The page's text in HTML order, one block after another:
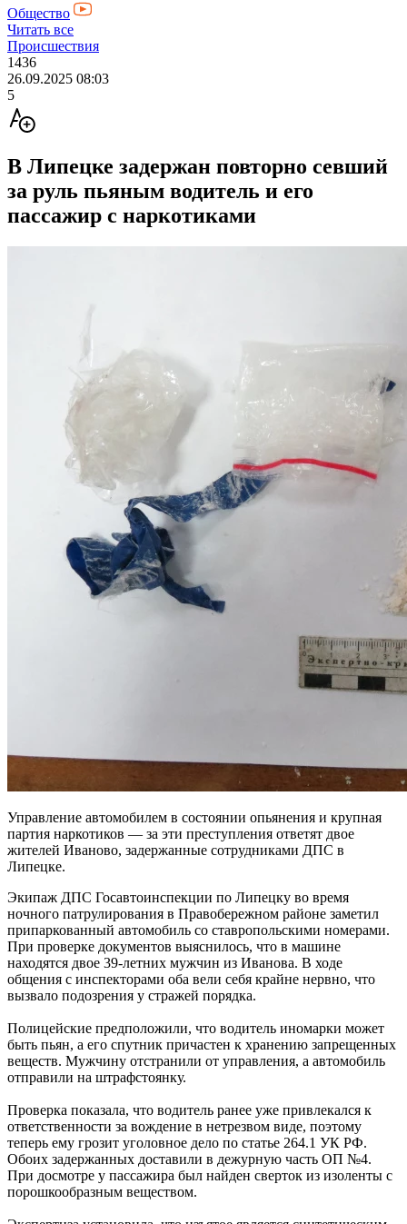
Общество
Читать все
Происшествия
1436
26.09.2025 08:03
5
В Липецке задержан повторно севший
за руль пьяным водитель и его
пассажир с наркотиками
Управление автомобилем в состоянии опьянения и крупная
партия наркотиков — за эти преступления ответят двое
жителей Иваново, задержанные сотрудниками ДПС в
Липецке.
Экипаж ДПС Госавтоинспекции по Липецку во время
ночного патрулирования в Правобережном районе заметил
припаркованный автомобиль со ставропольскими номерами.
При проверке документов выяснилось, что в машине
находятся двое 39-летних мужчин из Иванова. В ходе
общения с инспекторами оба вели себя крайне нервно, что
вызвало подозрения у стражей порядка.
Полицейские предположили, что водитель иномарки может
быть пьян, а его спутник причастен к хранению запрещенных
веществ. Мужчину отстранили от управления, а автомобиль
отправили на штрафстоянку.
Проверка показала, что водитель ранее уже привлекался к
ответственности за вождение в нетрезвом виде, поэтому
теперь ему грозит уголовное дело по статье 264.1 УК РФ.
Обоих задержанных доставили в дежурную часть ОП №4.
При досмотре у пассажира был найден сверток из изоленты с
порошкообразным веществом.